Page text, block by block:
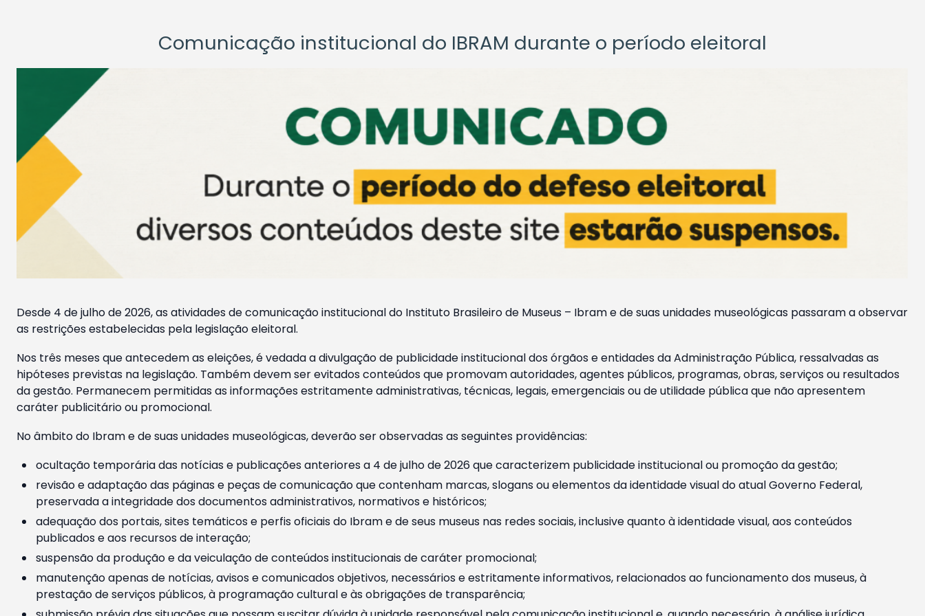
Comunicação institucional do IBRAM durante o período eleitoral
Desde 4 de julho de 2026, as atividades de comunicação institucional do Instituto Brasileiro de Museus – Ibram e de suas unidades museológicas passaram a observar
as restrições estabelecidas pela legislação eleitoral.
Nos três meses que antecedem as eleições, é vedada a divulgação de publicidade institucional dos órgãos e entidades da Administração Pública, ressalvadas as
hipóteses previstas na legislação. Também devem ser evitados conteúdos que promovam autoridades, agentes públicos, programas, obras, serviços ou resultados
da gestão. Permanecem permitidas as informações estritamente administrativas, técnicas, legais, emergenciais ou de utilidade pública que não apresentem
caráter publicitário ou promocional.
No âmbito do Ibram e de suas unidades museológicas, deverão ser observadas as seguintes providências:
ocultação temporária das notícias e publicações anteriores a 4 de julho de 2026 que caracterizem publicidade institucional ou promoção da gestão;
revisão e adaptação das páginas e peças de comunicação que contenham marcas, slogans ou elementos da identidade visual do atual Governo Federal,
preservada a integridade dos documentos administrativos, normativos e históricos;
adequação dos portais, sites temáticos e perfis oficiais do Ibram e de seus museus nas redes sociais, inclusive quanto à identidade visual, aos conteúdos
publicados e aos recursos de interação;
suspensão da produção e da veiculação de conteúdos institucionais de caráter promocional;
manutenção apenas de notícias, avisos e comunicados objetivos, necessários e estritamente informativos, relacionados ao funcionamento dos museus, à
prestação de serviços públicos, à programação cultural e às obrigações de transparência;